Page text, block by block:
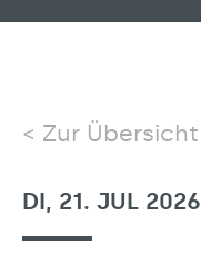
Zur Übersicht
DI, 21. JUL 2026